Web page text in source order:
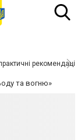
рекомендації
та вогню»